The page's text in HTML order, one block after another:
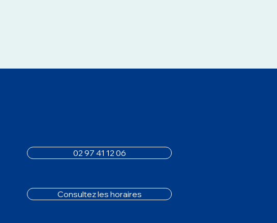
02 97 41 12 06
Consultez les horaires